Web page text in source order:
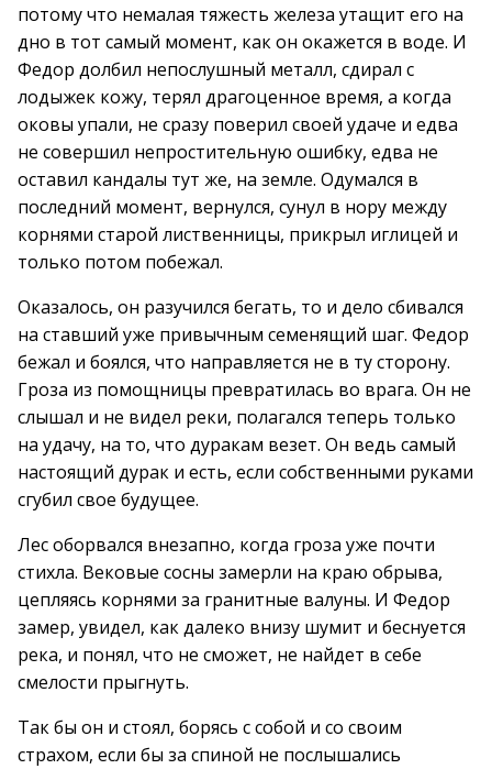
потому что немалая тяжесть железа утащит его на
дно в тот самый момент, как он окажется в воде. И
Федор долбил непослушный металл, сдирал с
лодыжек кожу, терял драгоценное время, а когда
оковы упали, не сразу поверил своей удаче и едва
не совершил непростительную ошибку, едва не
оставил кандалы тут же, на земле. Одумался в
последний момент, вернулся, сунул в нору между
корнями старой лиственницы, прикрыл иглицей и
только потом побежал.
Оказалось, он разучился бегать, то и дело сбивался
на ставший уже привычным семенящий шаг. Федор
бежал и боялся, что направляется не в ту сторону.
Гроза из помощницы превратилась во врага. Он не
слышал и не видел реки, полагался теперь только
на удачу, на то, что дуракам везет. Он ведь самый
настоящий дурак и есть, если собственными руками
сгубил свое будущее.
Лес оборвался внезапно, когда гроза уже почти
стихла. Вековые сосны замерли на краю обрыва,
цепляясь корнями за гранитные валуны. И Федор
замер, увидел, как далеко внизу шумит и беснуется
река, и понял, что не сможет, не найдет в себе
смелости прыгнуть.
Так бы он и стоял, борясь с собой и со своим
страхом, если бы за спиной не послышались